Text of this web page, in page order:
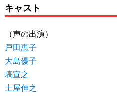
キャスト
（声の出演）
戸田恵子
大島優子
塙宣之
土屋伸之